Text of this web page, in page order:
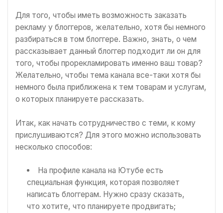
Для того, чтобы иметь возможность заказать
рекламу у блоггеров, желательно, хотя бы немного
разбираться в том блоггере. Важно, знать, о чем
рассказывает данный блоггер подходит ли он для
того, чтобы прорекламировать именно ваш товар?
Желательно, чтобы тема канала все-таки хотя бы
немного была приближена к тем товарам и услугам,
о которых планируете рассказать.
Итак, как начать сотрудничество с теми, к кому
прислушиваются? Для этого можно использовать
несколько способов:
На профиле канала на Ютубе есть
специальная функция, которая позволяет
написать блоггерам. Нужно сразу сказать,
что хотите, что планируете продвигать;